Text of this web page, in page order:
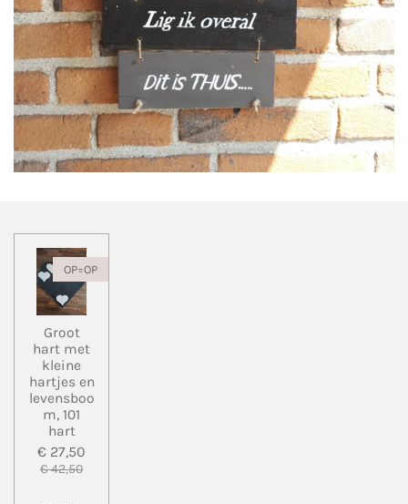
OP=OP
Groot
hart met
kleine
hartjes en
levensboo
m, 101
hart
€ 27,50
€ 42,50